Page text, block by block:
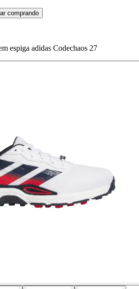
comprando
espiga adidas Codechaos 27